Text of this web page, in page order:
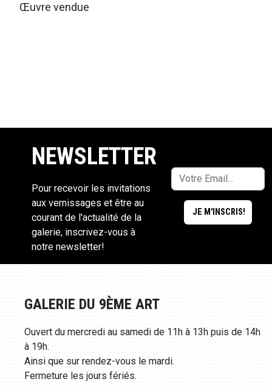
Œuvre vendue
NEWSLETTER
Pour recevoir les invitations
aux vernissages et être au
courant de l'actualité de la
galerie, inscrivez-vous à
notre newsletter!
GALERIE DU 9ÈME ART
Ouvert du mercredi au samedi de 11h à 13h puis de 14h
à 19h.
Ainsi que sur rendez-vous le mardi.
Fermeture les jours fériés.